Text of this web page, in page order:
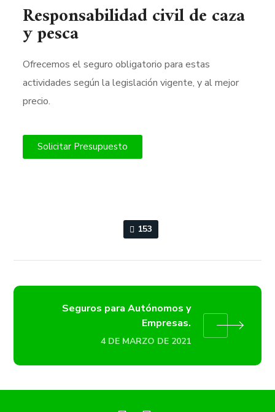
Responsabilidad civil de caza
y pesca
Ofrecemos el seguro obligatorio para estas
actividades según la legislación vigente, y al mejor
precio.
Solicitar Presupuesto
153
Seguros para Autónomos y
Empresas.
4 DE MARZO DE 2021